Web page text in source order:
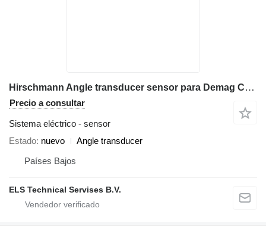
Hirschmann Angle transducer sensor para Demag CC2400, CC2800-1 grúa sobre orugas
Precio a consultar
Sistema eléctrico - sensor
Estado nuevo
Angle transducer
Países Bajos
ELS Technical Servises B.V.